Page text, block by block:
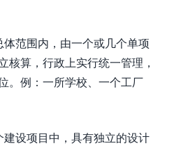
范围内，由一个或几个单项
核算，行政上实行统一管理，
。例：一所学校、一个工厂
设项目中，具有独立的设计